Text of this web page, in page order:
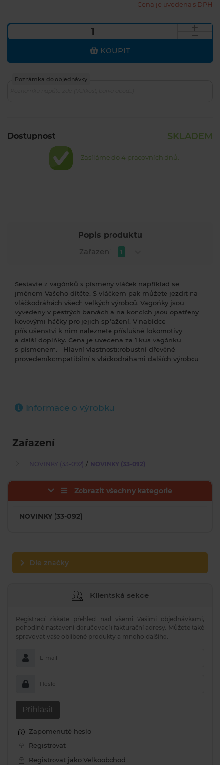
Cena je uvedena s DPH
KOUPIT
Poznámka do objednávky
Dostupnost SKLADEM
Zasíláme do 4 pracovních dnů.
Popis produktu
Zařazení
1
Sestavte z vagónků s písmeny vláček například se
jménem Vašeho dítěte. S vláčkem pak můžete jezdit na
vláčkodráhách všech velkých výrobců. Vagońky jsou
vyvedeny v pestrých barvách a na koncích jsou opatřeny
kovovými háčky pro jejich spřažení. V nabídce
příslušenství k nim naleznete příslušné lokomotivy
a další doplňky. Cena je uvedena za 1 kus vagónku
s písmenem. Hlavní vlastnosti:robustní dřevěné
provedeníkompatibilní s vláčkodráhami dalších výrobců
Informace o výrobku
Zařazení
NOVINKY (33-092) / NOVINKY (33-092)
Zobrazit všechny kategorie
NOVINKY (33-092)
Dle značky
Klientská sekce
Registrací získáte přehled nad všemi Vašimi objednávkami,
pohodlné nastavení doručovací i fakturační adresy. Můžete také
spravovat vaše oblíbené produkty a mnoho dalšího.
E-mail
Heslo
Přihlásit
Zapomenuté heslo
Registrovat
Registrovat jako Velkoobchod